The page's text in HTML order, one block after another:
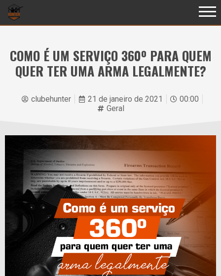
COMO É UM SERVIÇO 360º PARA QUEM
QUER TER UMA ARMA LEGALMENTE?
clubehunter 21 de janeiro de 2021
00:00
Geral